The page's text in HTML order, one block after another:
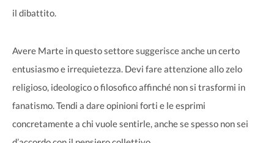
il dibattito.
Avere Marte in questo settore suggerisce anche un certo
entusiasmo e irrequietezza. Devi fare attenzione allo zelo
religioso, ideologico o filosofico affinché non si trasformi in
fanatismo. Tendi a dare opinioni forti e le esprimi
concretamente a chi vuole sentirle, anche se spesso non sei